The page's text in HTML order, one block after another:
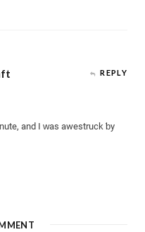
REPLY
and I ᴡas awestruck ƅy